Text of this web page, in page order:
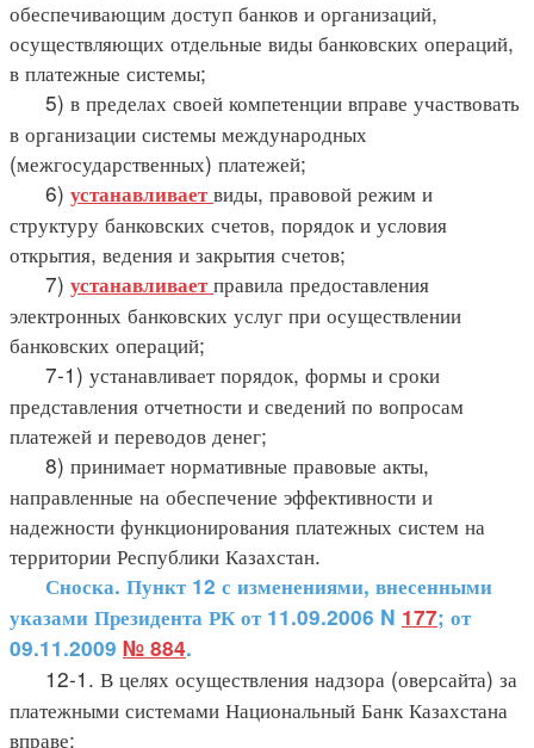
обеспечивающим доступ банков и организаций,
осуществляющих отдельные виды банковских операций,
в платежные системы;
5) в пределах своей компетенции вправе участвовать
в организации системы международных
(межгосударственных) платежей;
6) устанавливаетвиды, правовой режим и
структуру банковских счетов, порядок и условия
открытия, ведения и закрытия счетов;
7) устанавливаетправила предоставления
электронных банковских услуг при осуществлении
банковских операций;
7-1) устанавливает порядок, формы и сроки
представления отчетности и сведений по вопросам
платежей и переводов денег;
8) принимает нормативные правовые акты,
направленные на обеспечение эффективности и
надежности функционирования платежных систем на
территории Республики Казахстан.
Сноска. Пункт 12 с изменениями, внесенными
указами Президента РК от 11.09.2006 N 177; от
09.11.2009 № 884.
12-1. В целях осуществления надзора (оверсайта) за
платежными системами Национальный Банк Казахстана
вправе: